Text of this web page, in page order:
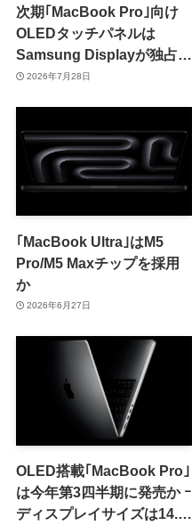
次期｢MacBook Pro｣向け
OLEDタッチパネルは
Samsung Displayが独占供
給へ ｰ 来月より量産開始か
2026年7月28日
｢MacBook Ultra｣はM5
Pro/M5 Maxチップを採用
か
2026年6月27日
OLED搭載｢MacBook Pro｣
は今年第3四半期に発売か ｰ
ディスプレイサイズは14.3